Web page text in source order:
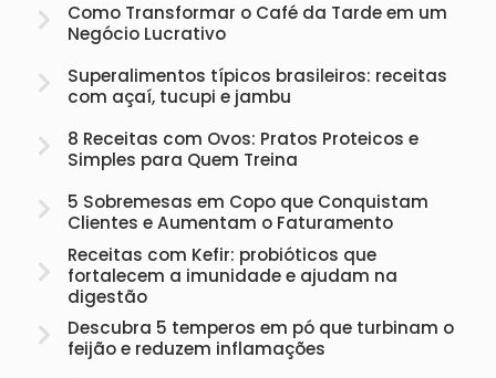
Como Transformar o Café da Tarde em um
Negócio Lucrativo
Superalimentos típicos brasileiros: receitas
com açaí, tucupi e jambu
8 Receitas com Ovos: Pratos Proteicos e
Simples para Quem Treina
5 Sobremesas em Copo que Conquistam
Clientes e Aumentam o Faturamento
Receitas com Kefir: probióticos que
fortalecem a imunidade e ajudam na
digestão
Descubra 5 temperos em pó que turbinam o
feijão e reduzem inflamações